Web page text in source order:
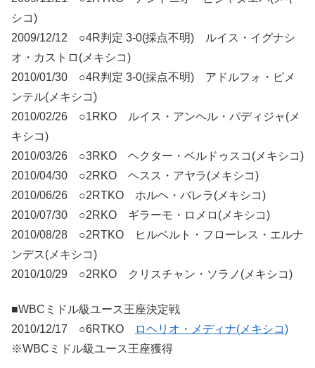
シコ)
2009/12/12 ○4R判定 3-0(採点不明) ルイス・イグナシ
オ・カストロ(メキシコ)
2010/01/30 ○4R判定 3-0(採点不明) アドルフォ・ピメ
ンテル(メキシコ)
2010/02/26 ○1RKO ルイス・アンヘル・パディジャ(メ
キシコ)
2010/03/26 ○3RKO ヘクター・ベルドゥスコ(メキシコ)
2010/04/30 ○2RKO ヘスス・アヤラ(メキシコ)
2010/06/26 ○2RTKO ホルヘ・バレラ(メキシコ)
2010/07/30 ○2RKO ギラーモ・ロメロ(メキシコ)
2010/08/28 ○2RTKO ヒルベルト・フローレス・エルナ
ンデス(メキシコ)
2010/10/29 ○2RKO クリスチャン・ソラノ(メキシコ)
■WBCミドル級ユース王座決定戦
2010/12/17 ○6RTKO
ロヘリオ・メディナ(メキシコ)
※WBCミドル級ユース王座獲得